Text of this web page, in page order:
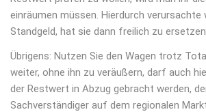
einräumen müssen. Hierdurch verursachte
Standgeld, hat sie dann freilich zu
Übrigens: Nutzen Sie den Wagen trotz
weiter, ohne ihn zu veräußern, darf auch
der Restwert in Abzug gebracht werden,
Sachverständiger auf dem regionalen